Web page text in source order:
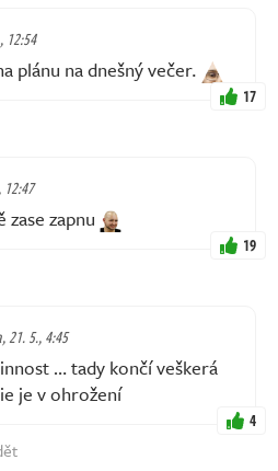
12:54
plánu na dnešný večer.
17
12:47
zapnu
19
21. 5., 4:45
… tady končí veškerá
je v ohrožení
4